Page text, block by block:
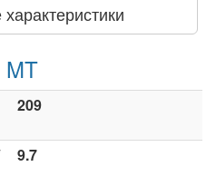
MT
209
9.7